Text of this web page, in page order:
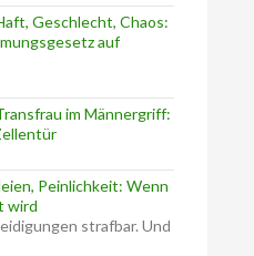
Geschlecht, Chaos:
auf
im Männergriff:
Peinlichkeit: Wenn
wird
strafbar. Und